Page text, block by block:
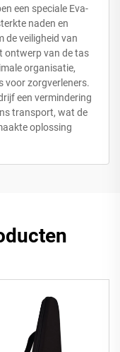
een speciale Eva-
naden en
de veiligheid van
ontwerp van de tas
organisatie,
voor zorgverleners.
een vermindering
transport, wat de
oplossing